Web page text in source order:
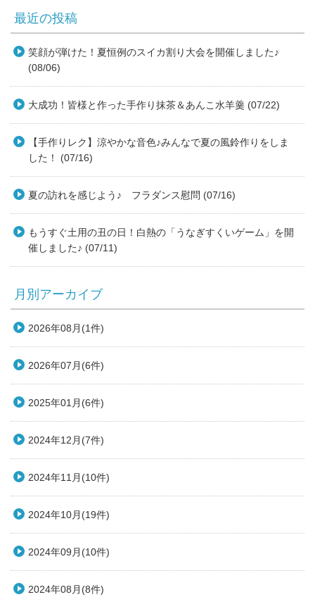
最近の投稿
笑顔が弾けた！夏恒例のスイカ割り大会を開催しました♪
(08/06)
大成功！皆様と作った手作り抹茶＆あんこ水羊羹 (07/22)
【手作りレク】涼やかな音色♪みんなで夏の風鈴作りをしま
した！ (07/16)
夏の訪れを感じよう♪ フラダンス慰問 (07/16)
もうすぐ土用の丑の日！白熱の「うなぎすくいゲーム」を開
催しました♪ (07/11)
月別アーカイブ
2026年08月(1件)
2026年07月(6件)
2025年01月(6件)
2024年12月(7件)
2024年11月(10件)
2024年10月(19件)
2024年09月(10件)
2024年08月(8件)